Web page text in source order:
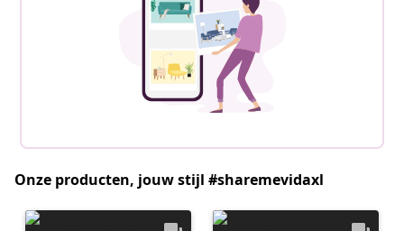
Onze producten, jouw stijl #sharemevidaxl